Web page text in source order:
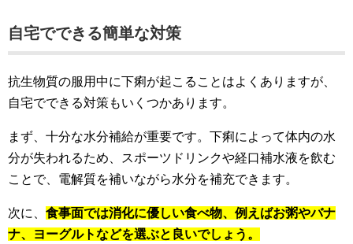
自宅でできる簡単な対策
抗生物質の服用中に下痢が起こることはよくありますが、
自宅でできる対策もいくつかあります。
まず、十分な水分補給が重要です。下痢によって体内の水
分が失われるため、スポーツドリンクや経口補水液を飲む
ことで、電解質を補いながら水分を補充できます。
次に、 食事面では消化に優しい食べ物、例えばお粥やバナ
ナ、ヨーグルトなどを選ぶと良いでしょう。